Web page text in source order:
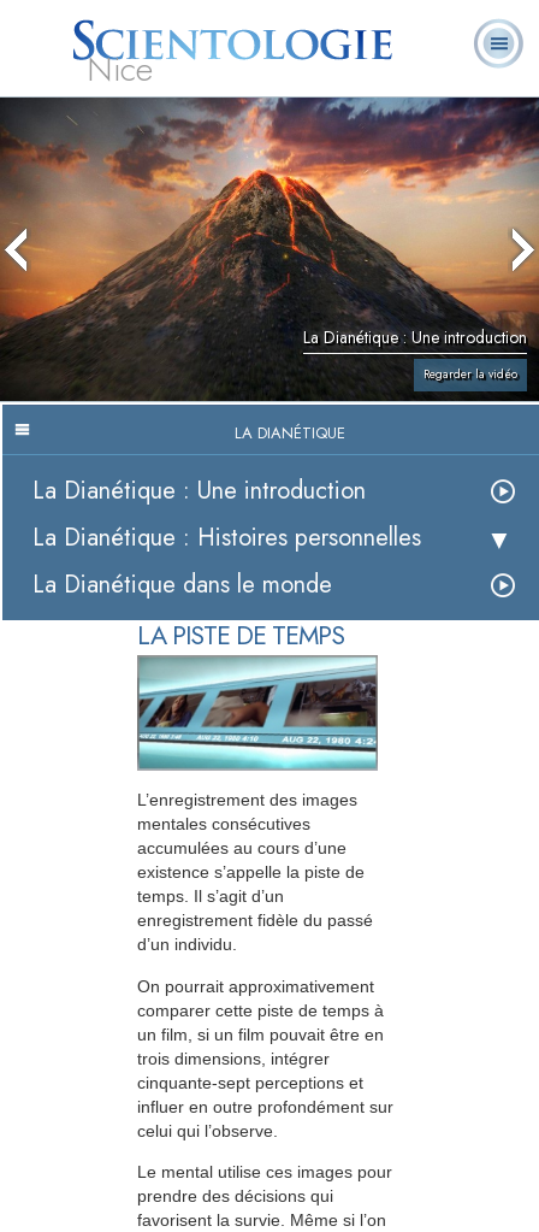
Nice
L. Ron Hubbard
Qu’est-ce que la
Scientologie ?
Ministres
volontaires
Foire aux
questions
Livres
La Dianétique : Une introduction
Regarder la vidéo
LA DIANÉTIQUE
La Dianétique : Une introduction
La Dianétique : Histoires personnelles
La Dianétique dans le monde
LA PISTE DE TEMPS
L’enregistrement des images
mentales consécutives
accumulées au cours d’une
existence s’appelle la piste de
temps. Il s’agit d’un
enregistrement fidèle du passé
d’un individu.
On pourrait approximativement
comparer cette piste de temps à
un film, si un film pouvait être en
trois dimensions, intégrer
cinquante-sept perceptions et
influer en outre profondément sur
celui qui l’observe.
Le mental utilise ces images pour
prendre des décisions qui
favorisent la survie. Même si l’on